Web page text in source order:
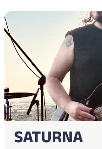
SATURNA